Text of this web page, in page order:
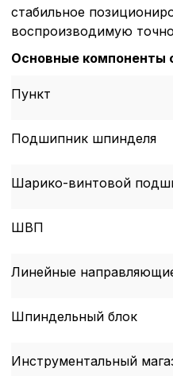
стабильное
воспроизводимую
Основные компоненты
Пункт
Подшипник шпинделя
Шарико-винтовой
ШВП
Линейные
Шпиндельный блок
Инструментальный